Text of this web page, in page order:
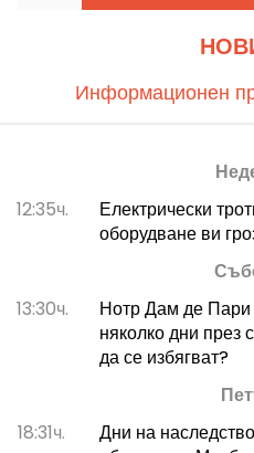
Информационен
12:35ч.
Електрически
оборудване ви
13:30ч.
Нотр Дам де Пари
няколко дни през
да се избягват?
18:31ч.
Дни на